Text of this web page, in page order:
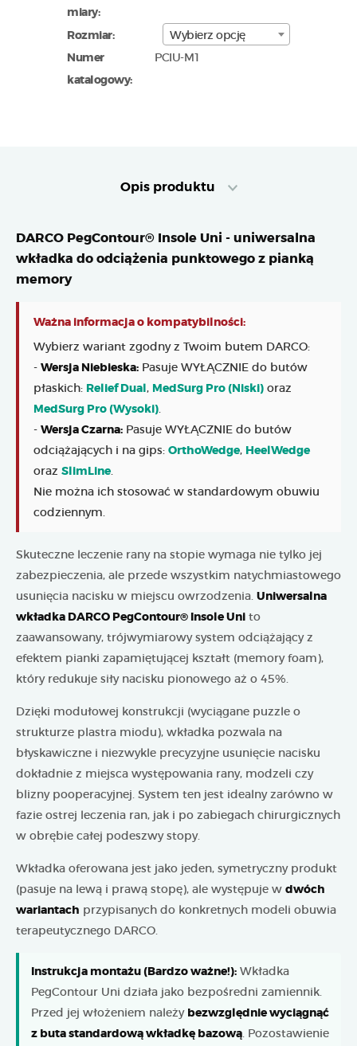
miary:
Rozmiar:
Wybierz opcję
Numer
katalogowy:
PCIU-M1
Opis produktu
DARCO PegContour® Insole Uni - uniwersalna
wkładka do odciążenia punktowego z pianką
memory
Ważna informacja o kompatybilności:
Wybierz wariant zgodny z Twoim butem DARCO:
- Wersja Niebieska: Pasuje WYŁĄCZNIE do butów
płaskich: Relief Dual, MedSurg Pro (Niski) oraz
MedSurg Pro (Wysoki).
- Wersja Czarna: Pasuje WYŁĄCZNIE do butów
odciążających i na gips: OrthoWedge, HeelWedge
oraz SlimLine.
Nie można ich stosować w standardowym obuwiu
codziennym.
Skuteczne leczenie rany na stopie wymaga nie tylko jej
zabezpieczenia, ale przede wszystkim natychmiastowego
usunięcia nacisku w miejscu owrzodzenia. Uniwersalna
wkładka DARCO PegContour® Insole Uni to
zaawansowany, trójwymiarowy system odciążający z
efektem pianki zapamiętującej kształt (memory foam),
który redukuje siły nacisku pionowego aż o 45%.
Dzięki modułowej konstrukcji (wyciągane puzzle o
strukturze plastra miodu), wkładka pozwala na
błyskawiczne i niezwykle precyzyjne usunięcie nacisku
dokładnie z miejsca występowania rany, modzeli czy
blizny pooperacyjnej. System ten jest idealny zarówno w
fazie ostrej leczenia ran, jak i po zabiegach chirurgicznych
w obrębie całej podeszwy stopy.
Wkładka oferowana jest jako jeden, symetryczny produkt
(pasuje na lewą i prawą stopę), ale występuje w dwóch
wariantach przypisanych do konkretnych modeli obuwia
terapeutycznego DARCO.
Instrukcja montażu (Bardzo ważne!): Wkładka
PegContour Uni działa jako bezpośredni zamiennik.
Przed jej włożeniem należy bezwzględnie wyciągnąć
z buta standardową wkładkę bazową. Pozostawienie